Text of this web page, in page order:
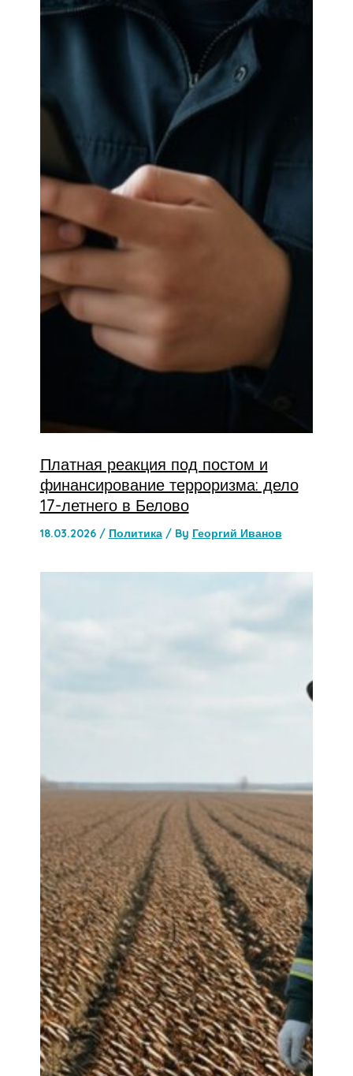
Платная реакция под постом и
финансирование терроризма: дело
17-летнего в Белово
18.03.2026 / Политика/ By Георгий Иванов